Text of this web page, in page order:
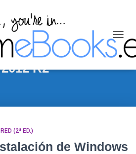
MODO
2012 R2
(2ª ED.)
de Windows